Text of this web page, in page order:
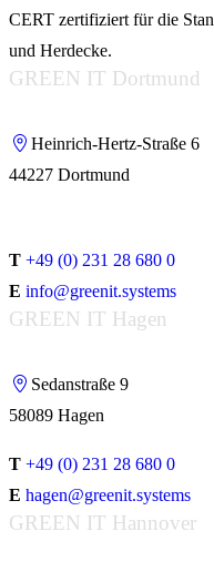
CERT zertifiziert für die
und Herdecke.
GREEN IT Dortmund
Heinrich-Hertz-Straße 6
44227 Dortmund
T +49 (0) 231 28 680 0
E info@greenit.systems
GREEN IT Hagen
Sedanstraße 9
58089 Hagen
T +49 (0) 231 28 680 0
E hagen@greenit.systems
GREEN IT Hannover